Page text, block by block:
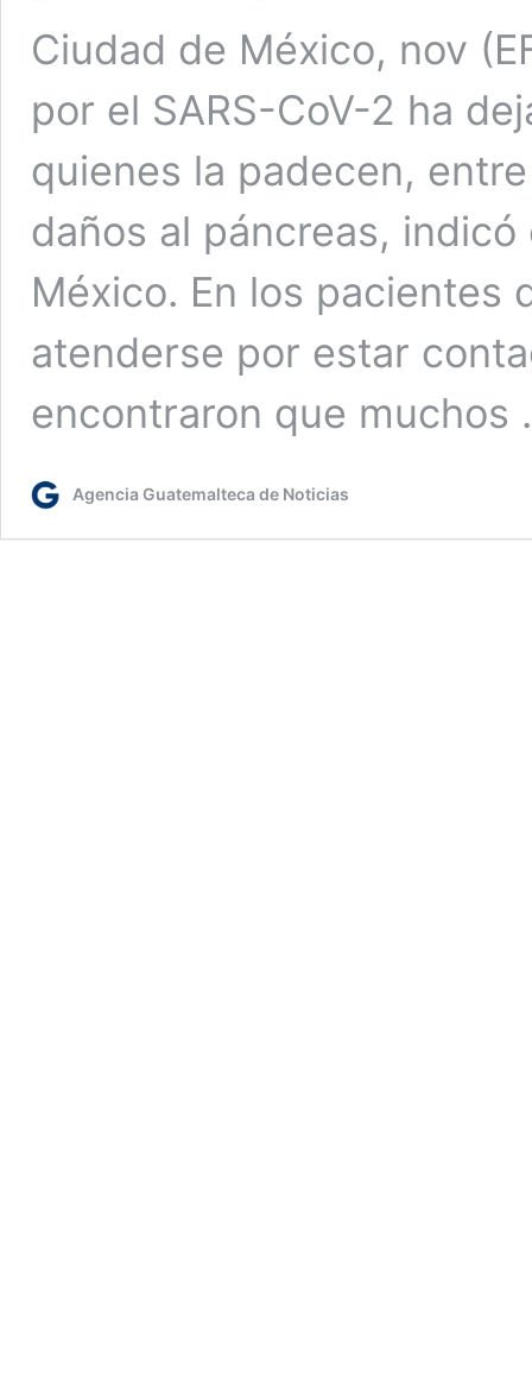
Ciudad de México, nov
por el SARS-CoV-2 ha
quienes la padecen,
daños al páncreas,
México. En los pacientes
atenderse por estar
encontraron que
Agencia Guatemalteca de Noticias